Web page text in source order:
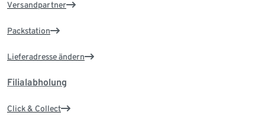
Versandpartner
Packstation
Lieferadresse ändern
Filialabholung
Click & Collect